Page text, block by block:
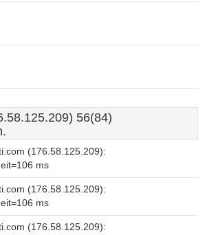
56(84)
(176.58.125.209):
ms
(176.58.125.209):
ms
(176.58.125.209):